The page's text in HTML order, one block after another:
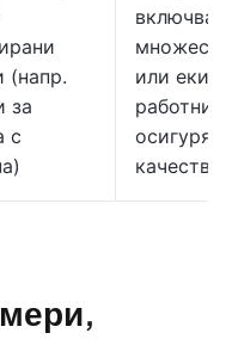
(напр.
за
с
или
работни